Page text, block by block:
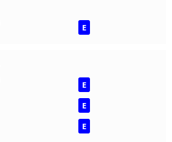
E
E
E
E